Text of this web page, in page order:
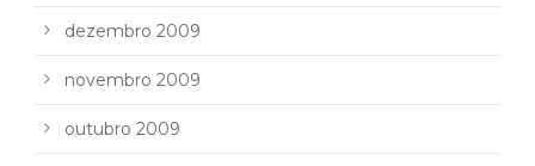
dezembro 2009
novembro 2009
outubro 2009